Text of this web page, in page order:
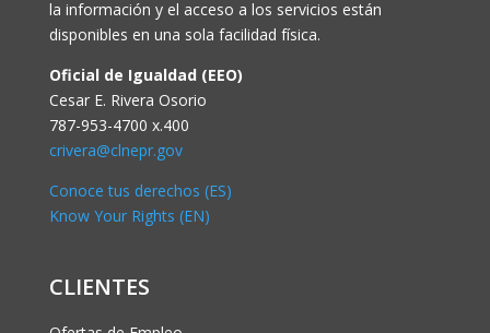
la información y el acceso a los servicios están
disponibles en una sola facilidad física.
Oficial de Igualdad (EEO)
Cesar E. Rivera Osorio
787-953-4700 x.400
crivera@clnepr.gov
Conoce tus derechos (ES)
Know Your Rights (EN)
CLIENTES